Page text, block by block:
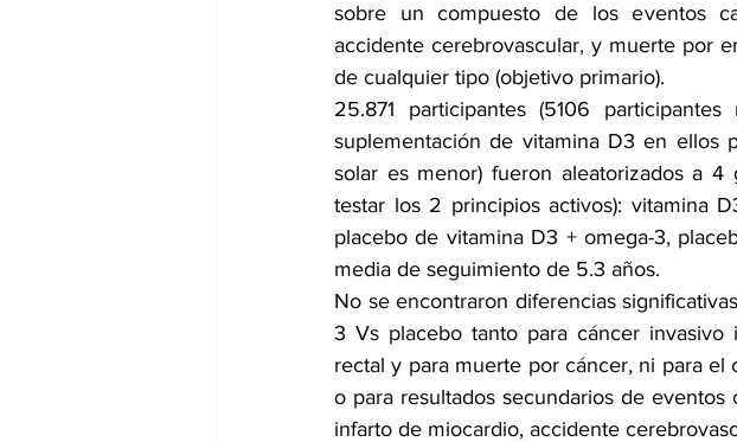
sobre un compuesto de los eventos
accidente cerebrovascular, y muerte por
de cualquier tipo (objetivo primario).
25.871 participantes (5106
suplementación de vitamina D3 en ellos
solar es menor) fueron aleatorizados a
testar los 2 principios activos): vitamina
placebo de vitamina D3 + omega-3,
media de seguimiento de 5.3 años.
No se encontraron diferencias
3 Vs placebo tanto para cáncer
rectal y para muerte por cáncer, ni para
o para resultados secundarios de eventos
infarto de miocardio, accidente